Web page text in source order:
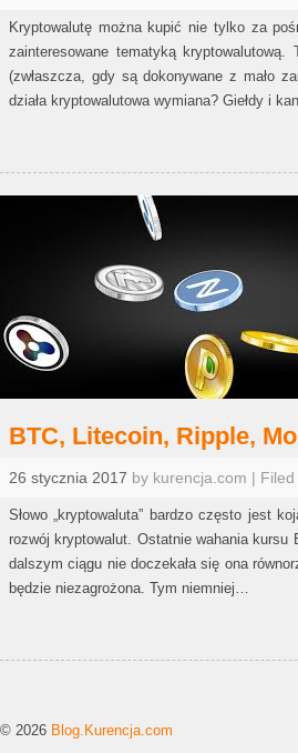
Kryptowalutę można kupić nie tylko za
zainteresowane tematyką
(zwłaszcza, gdy są dokonywane z mało
działa kryptowalutowa wymiana? Giełdy i
BTC, Litecoin, Ripple,
26 stycznia 2017 by kurencja.com | Filed
Słowo „kryptowaluta” bardzo często jest
rozwój kryptowalut. Ostatnie wahania kursu
dalszym ciągu nie doczekała się ona
będzie niezagrożona. Tym niemniej…
© 2026 Blog.Kurencja.com